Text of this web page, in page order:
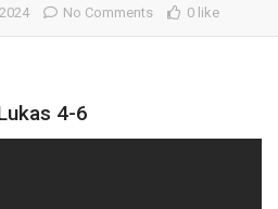
No Comments 0 like
4-6